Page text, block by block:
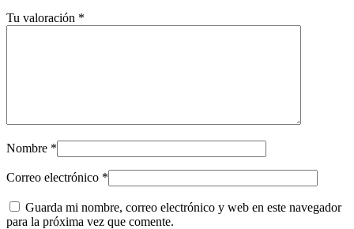
Tu valoración *
Nombre *
Correo electrónico *
Guarda mi nombre, correo electrónico y web en este navegador
para la próxima vez que comente.